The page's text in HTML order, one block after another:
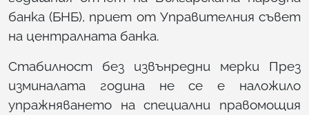
банка (БНБ), приет от Управителния съвет
на централната банка.
Стабилност без извънредни мерки През
изминалата година не се е наложило
упражняването на специални правомощия